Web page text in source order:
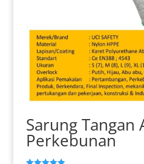
Sarung Tangan
Perkebunan